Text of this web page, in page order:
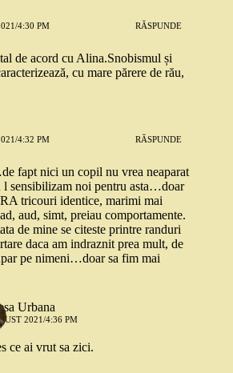
4:30 PM RĂSPUNDE
de acord cu Alina.Snobismul și
cu mare părere de rău,
4:32 PM RĂSPUNDE
fapt nici un copil nu vrea neaparat
l sensibilizam noi pentru asta…doar
tricouri identice, marimi mai
aud, simt, preiau comportamente.
de mine se citeste printre randuri
daca am indraznit prea mult, de
pe nimeni…doar sa fim mai
Urbana
2021/4:36 PM
ce ai vrut sa zici.